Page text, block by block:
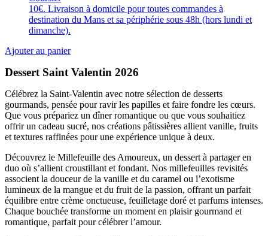
10€. Livraison à domicile pour toutes commandes à
destination du Mans et sa périphérie sous 48h (hors lundi et
dimanche).
Ajouter au panier
Dessert Saint Valentin 2026
Célébrez la Saint-Valentin avec notre sélection de desserts
gourmands, pensée pour ravir les papilles et faire fondre les cœurs.
Que vous prépariez un dîner romantique ou que vous souhaitiez
offrir un cadeau sucré, nos créations pâtissières allient vanille, fruits
et textures raffinées pour une expérience unique à deux.
Découvrez le Millefeuille des Amoureux, un dessert à partager en
duo où s’allient croustillant et fondant. Nos millefeuilles revisités
associent la douceur de la vanille et du caramel ou l’exotisme
lumineux de la mangue et du fruit de la passion, offrant un parfait
équilibre entre crème onctueuse, feuilletage doré et parfums intenses.
Chaque bouchée transforme un moment en plaisir gourmand et
romantique, parfait pour célébrer l’amour.